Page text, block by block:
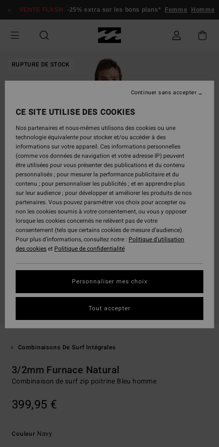
VENTE FLASH -25% extra sur les bons plans* Femme Homme
RUPTURE DE STOCK
Combinaisons De Surf Intégrales
3/2mm Furnace Natural
Combinaison de surf zip poitrine Bleu homme
399,95 €
Couleur Navy
CE SITE UTILISE DES COOKIES
Nos partenaires et nous-mêmes utilisons des cookies ou une
technologie équivalente pour stocker et/ou accéder à des
informations sur votre appareil. Ces informations personnelles
(comme vos données de navigation et votre adresse IP) peuvent
être utilisées pour vous présenter des publications et du contenu
personnalisés ; pour mesurer la performance publicitaire et du
contenu ; pour personnaliser les publicités ; et en apprendre plus
sur leur audience ; pour développer et améliorer les produits de nos
partenaires. Vous pouvez paramétrer vos choix pour accepter ou
non les cookies soumis à votre consentement, ou vous y opposer
lorsque les cookies concernés ne relèvent pas de votre
consentement (tels que certains cookies de mesure d’audience).
Pour plus d'informations, consultez notre : Politique d'utilisation
des cookieset Politique de confidentialité
Personnaliser mes choix
Continuer sans accepter
Tout accepter